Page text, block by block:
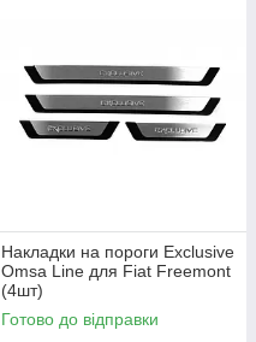
Накладки на пороги Exclusive
Omsa Line для Fiat Freemont
(4шт)
Готово до відправки